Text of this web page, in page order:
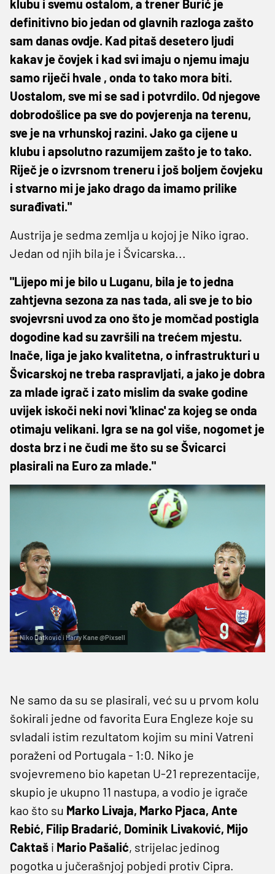
klubu i svemu ostalom, a trener Burić je
definitivno bio jedan od glavnih razloga zašto
sam danas ovdje. Kad pitaš desetero ljudi
kakav je čovjek i kad svi imaju o njemu imaju
samo riječi hvale , onda to tako mora biti.
Uostalom, sve mi se sad i potvrdilo. Od njegove
dobrodošlice pa sve do povjerenja na terenu,
sve je na vrhunskoj razini. Jako ga cijene u
klubu i apsolutno razumijem zašto je to tako.
Riječ je o izvrsnom treneru i još boljem čovjeku
i stvarno mi je jako drago da imamo prilike
surađivati."
Austrija je sedma zemlja u kojoj je Niko igrao.
Jedan od njih bila je i Švicarska...
"Lijepo mi je bilo u Luganu, bila je to jedna
zahtjevna sezona za nas tada, ali sve je to bio
svojevrsni uvod za ono što je momčad postigla
dogodine kad su završili na trećem mjestu.
Inače, liga je jako kvalitetna, o infrastrukturi u
Švicarskoj ne treba raspravljati, a jako je dobra
za mlade igrač i zato mislim da svake godine
uvijek iskoči neki novi 'klinac' za kojeg se onda
otimaju velikani. Igra se na gol više, nogomet je
dosta brz i ne čudi me što su se Švicarci
plasirali na Euro za mlade."
Niko Datković i Harry Kane @Pixsell
Ne samo da su se plasirali, već su u prvom kolu
šokirali jedne od favorita Eura Engleze koje su
svladali istim rezultatom kojim su mini Vatreni
poraženi od Portugala - 1:0. Niko je
svojevremeno bio kapetan U-21 reprezentacije,
skupio je ukupno 11 nastupa, a vodio je igrače
kao što su Marko Livaja, Marko Pjaca, Ante
Rebić, Filip Bradarić, Dominik Livaković, Mijo
Caktaš i Mario Pašalić, strijelac jedinog
pogotka u jučerašnjoj pobjedi protiv Cipra.